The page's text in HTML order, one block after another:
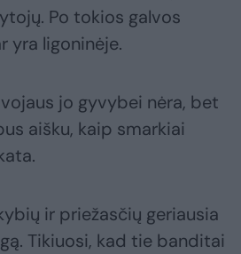
Po tokios galvos
yra ligoninėje.
jo gyvybei nėra, bet
aišku, kaip smarkiai
ir priežasčių geriausia
Tikiuosi, kad tie banditai